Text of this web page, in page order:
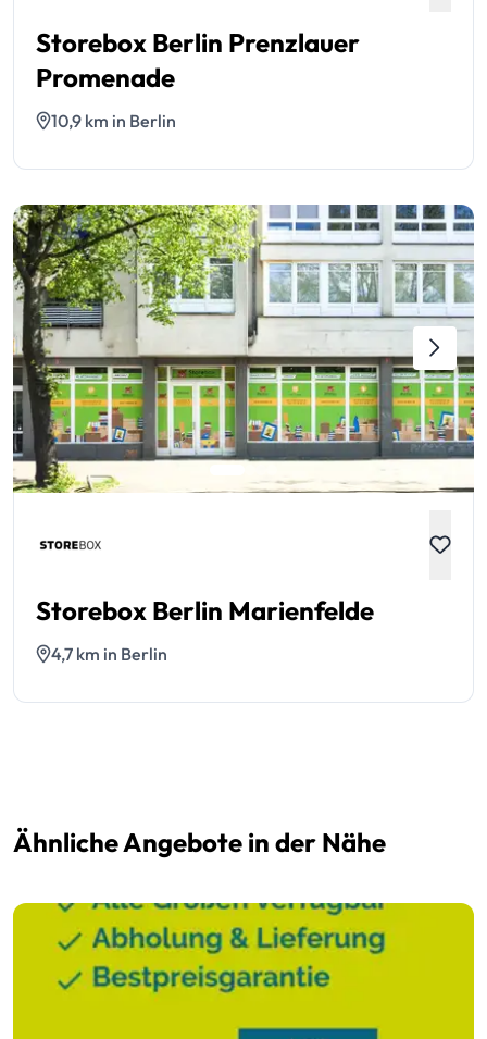
Storebox Berlin Prenzlauer
Promenade
10,9 km in Berlin
Storebox Berlin Marienfelde
4,7 km in Berlin
Ähnliche Angebote in der Nähe